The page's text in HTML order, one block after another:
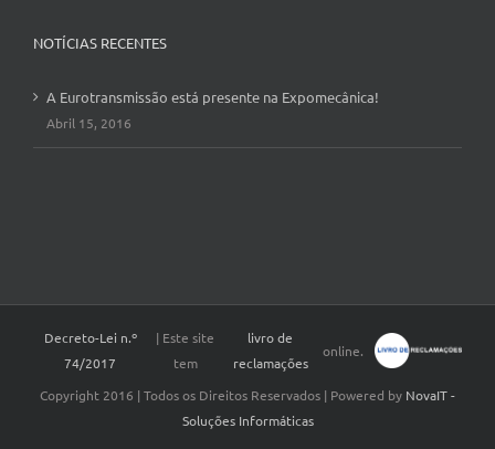
NOTÍCIAS RECENTES
A Eurotransmissão está presente na Expomecânica!
Abril 15, 2016
Decreto-Lei n.º
74/2017
| Este site
tem
livro de
reclamações
online.
Copyright 2016 | Todos os Direitos Reservados | Powered by NovaIT -
Soluções Informáticas